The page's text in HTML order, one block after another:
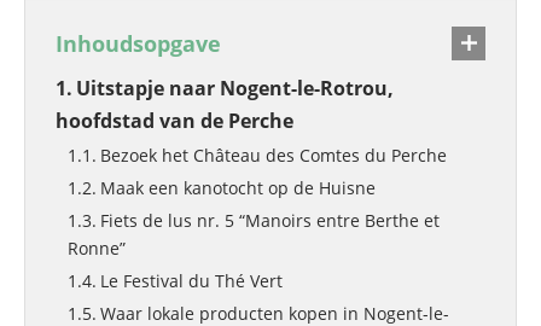
Inhoudsopgave
Uitstapje naar Nogent-le-Rotrou,
hoofdstad van de Perche
Bezoek het Château des Comtes du Perche
Maak een kanotocht op de Huisne
Fiets de lus nr. 5 “Manoirs entre Berthe et
Ronne”
Le Festival du Thé Vert
Waar lokale producten kopen in Nogent-le-